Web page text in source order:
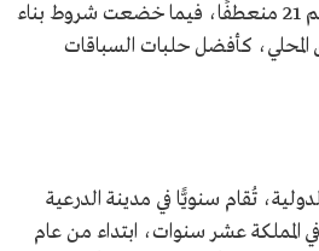
يبلغ طولها 2.495 كم، وتضم 21 منعطفًا، فيما خضعت شروط بناء
المحلي، كأفضل حلبات السباقات
تُقام سنويًّا في مدينة الدرعية
المملكة عشر سنوات، ابتداء من عام